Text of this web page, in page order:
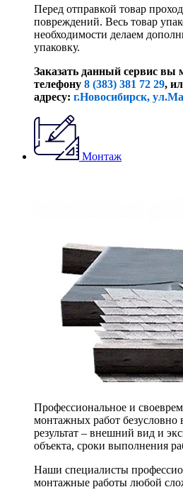
Перед отправкой товар
повреждений. Весь товар
необходимости делаем
упаковку.
Заказать данный сервис вы
телефону 8 (383) 381 72 29,
адресу: г.Новосибирск,
Монтаж
Профессиональное и
монтажных работ безусловно
результат – внешний вид и
объекта, сроки выполнения
Наши специалисты
монтажные работы любой